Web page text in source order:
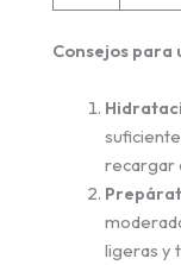
Consejos para
recargar
ligeras y